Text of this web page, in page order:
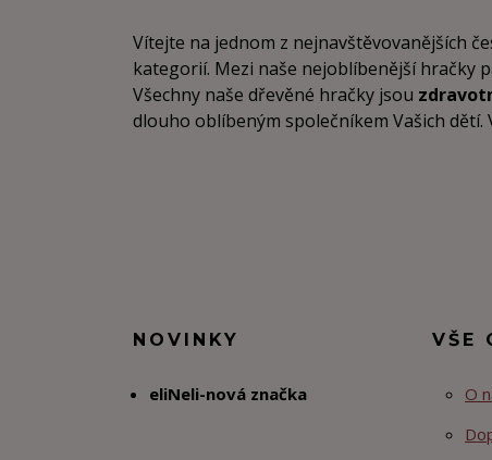
Vítejte na jednom z nejnavštěvovanějších
kategorií. Mezi naše nejoblíbenější hračky
Všechny naše dřevěné hračky jsou
dlouho oblíbeným společníkem Vašich
NOVINKY
eliNeli-nová značka
VŠE
O